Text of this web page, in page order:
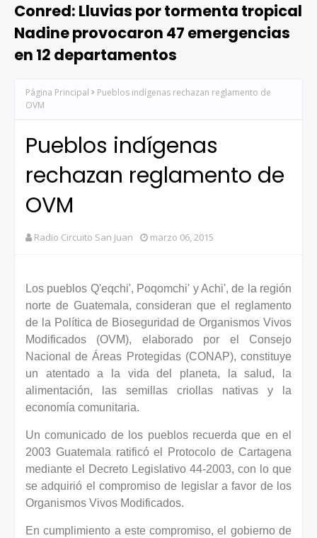
Conred: Lluvias por tormenta tropical
Nadine provocaron 47 emergencias
en 12 departamentos
Página Principal
Pueblos indígenas rechazan reglamento de
OVM
Pueblos indígenas
rechazan reglamento de
OVM
Radio Circuito San Juan marzo 06, 2015
Los pueblos Q'eqchi', Poqomchi' y Achi', de la región
norte de Guatemala, consideran que el reglamento
de la Política de Bioseguridad de Organismos Vivos
Modificados (OVM), elaborado por el Consejo
Nacional de Áreas Protegidas (CONAP), constituye
un atentado a la vida del planeta, la salud, la
alimentación, las semillas criollas nativas y la
economía comunitaria.
Un comunicado de los pueblos recuerda que en el
2003 Guatemala ratificó el Protocolo de Cartagena
mediante el Decreto Legislativo 44-2003, con lo que
se adquirió el compromiso de legislar a favor de los
Organismos Vivos Modificados.
En cumplimiento a este compromiso, el gobierno de